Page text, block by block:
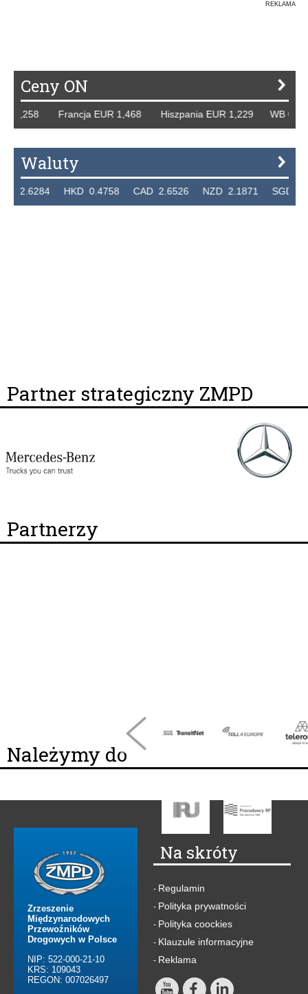
REKLAMA
Ceny ON
1,258 Francja EUR 1,468 Hiszpania EUR 1,229 WB
Waluty
HKD 0.4758 CAD 2.6526 NZD 2.1871 SGD
Partner strategiczny ZMPD
Partnerzy
Należymy do
Zrzeszenie
Międzynarodowych
Przewoźników
Drogowych w Polsce
NIP: 522-000-21-10
KRS: 109043
REGON: 007026497
Na skróty
- Regulamin
- Polityka prywatności
- Polityka coockies
- Klauzule informacyjne
- Reklama